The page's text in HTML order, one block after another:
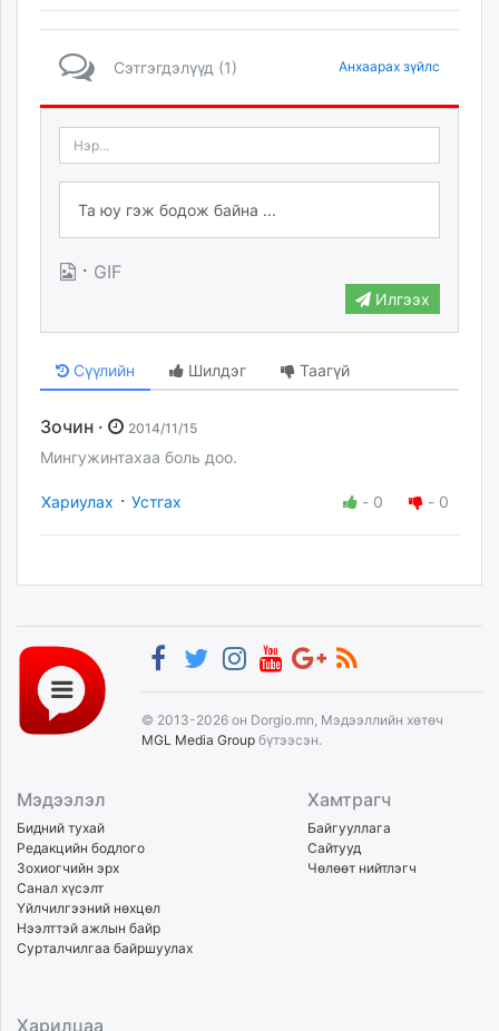
Сэтгэгдэлүүд (1) Анхаарах зүйлс
· GIF
Илгээх
Сүүлийн Шилдэг Таагүй
Зочин · 2014/11/15
Мингужинтахаа боль доо.
Хариулах · Устгах - 0 - 0
© 2013-2026 он Dorgio.mn, Мэдээллийн хөтөч
MGL Media Group бүтээсэн.
Мэдээлэл
Бидний тухай
Редакцийн бодлого
Зохиогчийн эрх
Санал хүсэлт
Үйлчилгээний нөхцөл
Нээлттэй ажлын байр
Сурталчилгаа байршуулах
Хамтрагч
Байгууллага
Сайтууд
Чөлөөт нийтлэгч
Харилцаа